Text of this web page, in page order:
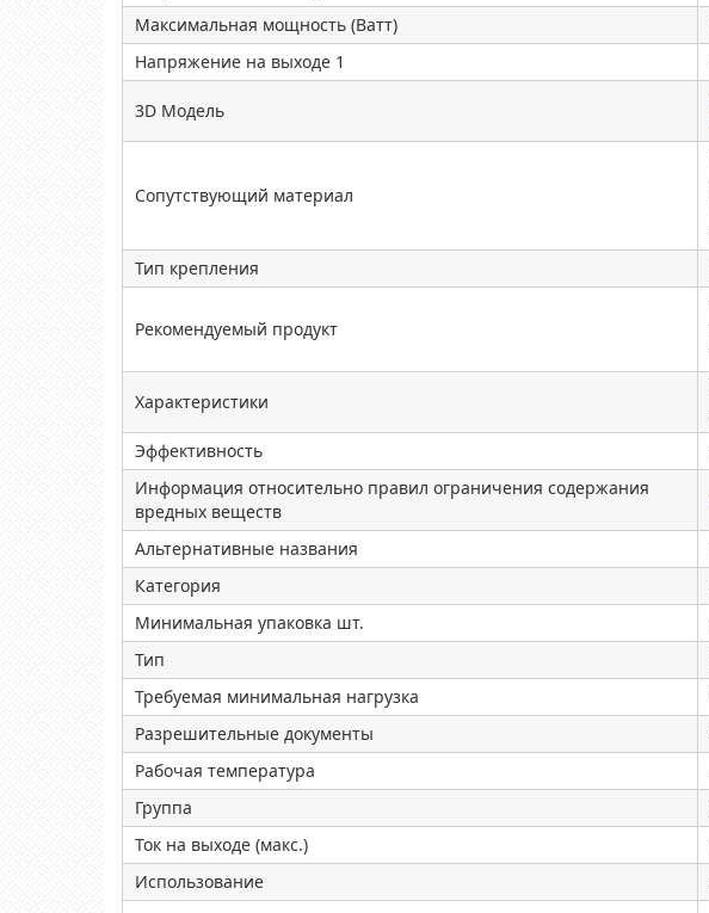
Максимальная мощность (Ватт)
Напряжение на выходе 1
3D Модель
Сопутствующий материал
Тип крепления
Рекомендуемый продукт
Характеристики
Эффективность
Информация относительно правил ограничения содержания
вредных веществ
Альтернативные названия
Категория
Минимальная упаковка шт.
Тип
Требуемая минимальная нагрузка
Разрешительные документы
Рабочая температура
Группа
Ток на выходе (макс.)
Использование